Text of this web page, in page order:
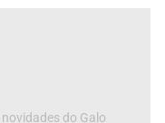
do Galo